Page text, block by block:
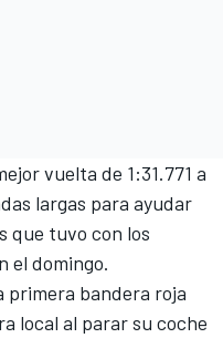
vuelta de 1:31.771 a
largas para ayudar
que tuvo con los
el domingo.
primera bandera roja
local al parar su coche